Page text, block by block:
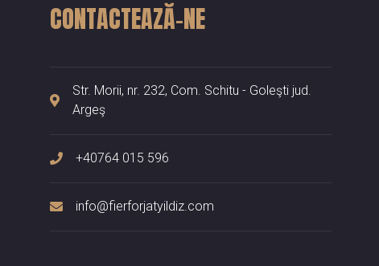
CONTACTEAZĂ-NE
Str. Morii, nr. 232, Com. Schitu - Goleşti jud.
Argeş
+40764 015 596
info@fierforjatyildiz.com